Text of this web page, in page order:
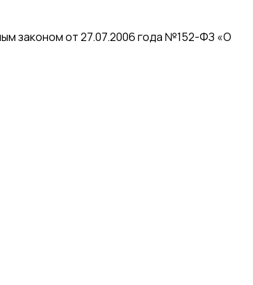
законом от 27.07.2006 года №152-ФЗ «О